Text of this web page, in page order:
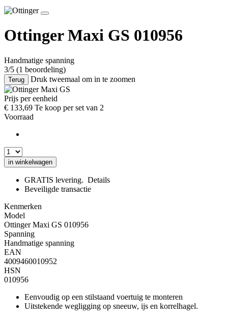
Ottinger Maxi GS 010956
Handmatige spanning
3/5 (1 beoordeling)
Terug Druk tweemaal om in te zoomen
Prijs per eenheid
€ 133,69 Te koop per set van 2
Voorraad
in winkelwagen
GRATIS levering. Details
Beveiligde transactie
Kenmerken
Model
Ottinger Maxi GS 010956
Spanning
Handmatige spanning
EAN
4009460010952
HSN
010956
Eenvoudig op een stilstaand voertuig te monteren
Uitstekende wegligging op sneeuw, ijs en korrelhagel.